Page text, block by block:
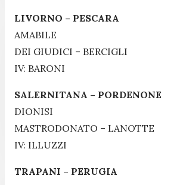
LIVORNO – PESCARA
AMABILE
DEI GIUDICI – BERCIGLI
IV: BARONI
SALERNITANA – PORDENONE
DIONISI
MASTRODONATO – LANOTTE
IV: ILLUZZI
TRAPANI – PERUGIA